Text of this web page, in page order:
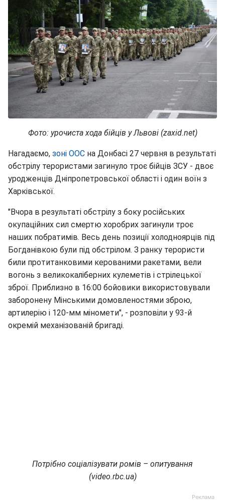
Фото: урочиста хода бійців у Львові (zaxid.net)
Нагадаємо, зоні ООС на Донбасі 27 червня в результаті
обстрілу терористами загинуло троє бійців ЗСУ - двоє
уродженців Дніпропетровської області і один воїн з
Харківської.
"Вчора в результаті обстрілу з боку російських
окупаційних сил смертю хоробрих загинули троє
наших побратимів. Весь день позиції холодноярців під
Богданівкою були під обстрілом. З ранку терористи
били протитанковими керованими ракетами, вели
вогонь з великокаліберних кулеметів і стрілецької
зброї. Приблизно в 16:00 бойовики використовували
заборонену Мінськими домовленостями зброю,
артилерію і 120-мм міномети", - розповіли у 93-й
окремій механізованій бригаді.
Потрібно соціалізувати ромів – опитування
(video.rbc.ua)